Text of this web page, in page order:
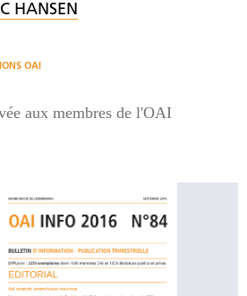
HANSEN
OAI
aux membres de l'OAI